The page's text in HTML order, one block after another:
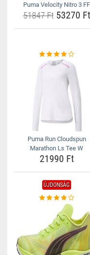
Puma Velocity Nitro 3 FF
51847 Ft53270 Ft
Puma Run Cloudspun
Marathon Ls Tee W
21990 Ft
ÚJDONSÁG